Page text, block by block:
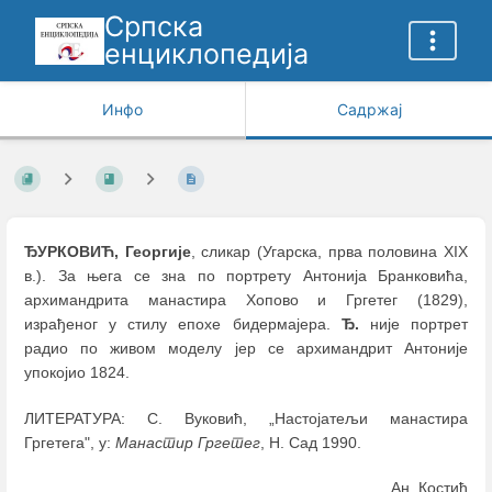
Српска
енциклопедија
Инфо Садржај
ЂУРКОВИЋ, Георгије, сликар (Угарскa, првa половинa XIX
в.). За њега се зна по портрету Антонија Бранковића,
архимандрита манастира Хопово и Гргетег (1829),
израђеног у стилу епохе бидермајера. Ђ. није портрет
радио по живом моделу јер се архимандрит Антоније
упокојио 1824.
ЛИТЕРАТУРА: С. Вуковић, „Настојатељи манастира
Гргетега", у: Манастир Гргетег , Н. Сад 1990.
Ан. Костић